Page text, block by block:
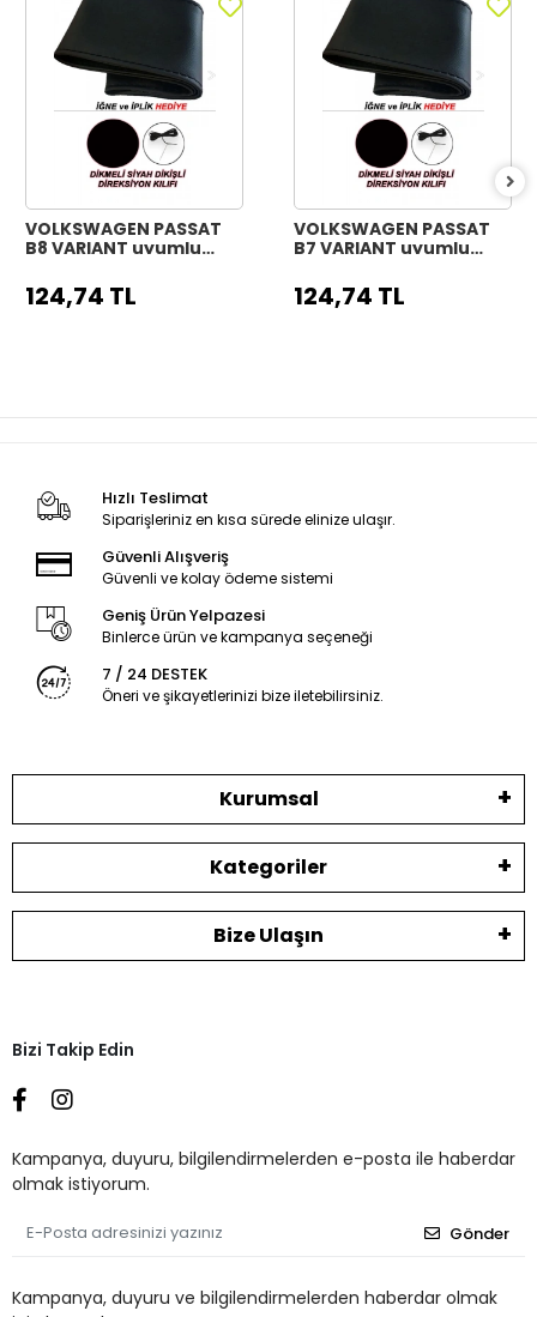
VOLKSWAGEN PASSAT
B8 VARIANT uyumlu
direksiyon kılıfı siyah
dikiş
124,74 TL
VOLKSWAGEN PASSAT
B7 VARIANT uyumlu
direksiyon kılıfı siyah
dikiş
124,74 TL
Hızlı Teslimat
Siparişleriniz en kısa sürede elinize ulaşır.
Güvenli Alışveriş
Güvenli ve kolay ödeme sistemi
Geniş Ürün Yelpazesi
Binlerce ürün ve kampanya seçeneği
7 / 24 DESTEK
Öneri ve şikayetlerinizi bize iletebilirsiniz.
Kurumsal
Kategoriler
Bize Ulaşın
Bizi Takip Edin
Kampanya, duyuru, bilgilendirmelerden e-posta ile haberdar
olmak istiyorum.
Gönder
Kampanya, duyuru ve bilgilendirmelerden haberdar olmak